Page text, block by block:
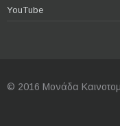
YouTube
© 2016 Μονάδα